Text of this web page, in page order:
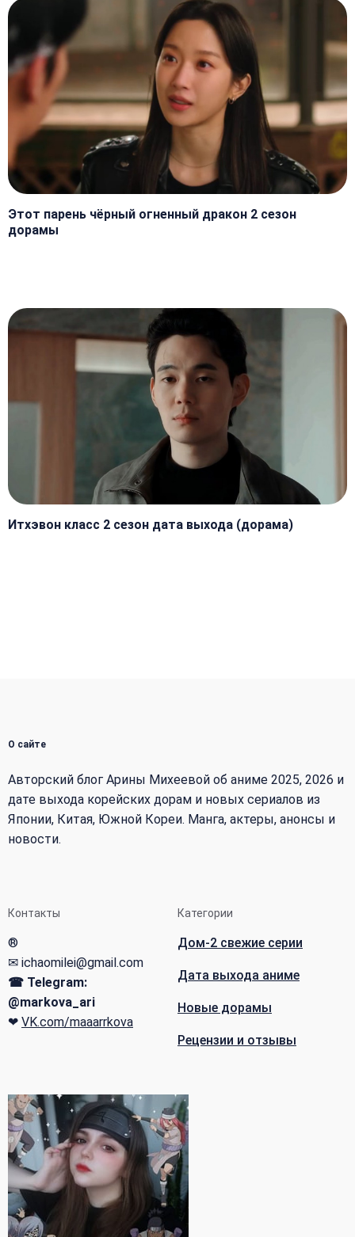
Этот парень чёрный огненный дракон 2 сезон
дорамы
Итхэвон класс 2 сезон дата выхода (дорама)
О сайте
Авторский блог Арины Михеевой об аниме 2025, 2026 и
дате выхода корейских дорам и новых сериалов из
Японии, Китая, Южной Кореи. Манга, актеры, анонсы и
новости.
Контакты
®
✉ ichaomilei@gmail.com
☎ Telegram:
@markova_ari
❤ VK.com/maaarrkova
Категории
Дом-2 свежие серии
Дата выхода аниме
Новые дорамы
Рецензии и отзывы